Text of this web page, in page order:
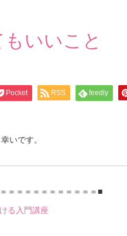
いいこと
Pocket RSS feedly
いです。
＝＝＝＝＝＝＝＝＝＝＝■
る入門講座